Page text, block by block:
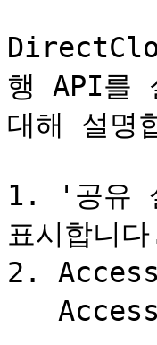
행 API를
대해 설명
1. '공유
표시합니
2.